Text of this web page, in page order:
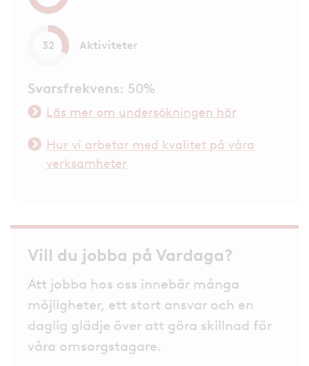
32 Aktiviteter
Svarsfrekvens: 50%
Läs mer om undersökningen här
Hur vi arbetar med kvalitet på våra
verksamheter
Vill du jobba på Vardaga?
Att jobba hos oss innebär många
möjligheter, ett stort ansvar och en
daglig glädje över att göra skillnad för
våra omsorgstagare.